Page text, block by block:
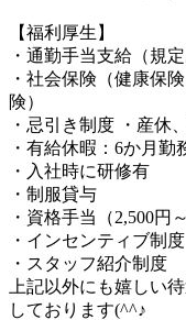
【福利厚生】
・通勤手当支給（規定
・社会保険（健康保
険）
・忌引き制度 ・産休
・有給休暇：6か月勤
・入社時に研修有
・制服貸与
・資格手当（2,500円
・インセンティブ制度
・スタッフ紹介制度
上記以外にも嬉しい
しております(^^♪